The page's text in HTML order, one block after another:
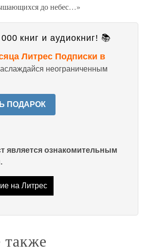
до небес…»
книг и аудиокниг! 📚
Литрес Подписки в
неограниченным
ПОДАРОК
является ознакомительным
на Литрес
также